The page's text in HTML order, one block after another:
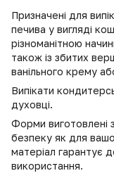
Призначені для
печива у вигляді
різноманітною
також із збитих
ванільного крему
Випікати
духовці.
Форми виготовлені
безпеку як для
матеріал гарантує
використання.